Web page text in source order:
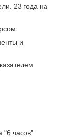
23 года на
и
"6 часов"